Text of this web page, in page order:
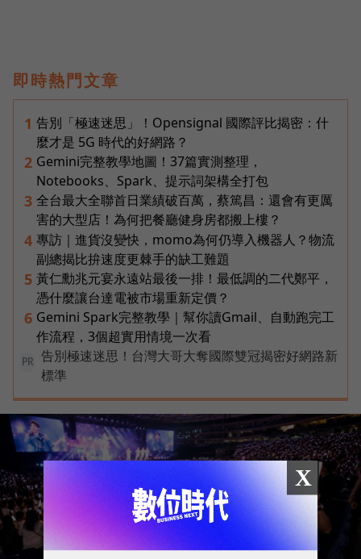
即時熱門文章
1 告別「極速迷思」！Opensignal 國際評比揭密：什
麼才是 5G 時代的好網路？
2 Gemini完整教學地圖！37篇實測整理，
Notebooks、Spark、提示詞架構全打包
3 全台最大全聯首日業績破百萬，蔡篤昌：還會有更厲
害的大型店！為何把餐廳健身房都搬上樓？
4 專訪｜進貨沒變快，momo為何仍導入機器人？物流
副總揭比拚速度更棘手的缺工難題
5 黃仁勳兆元宴永遠站最後一排！最低調的二代鄭平，
憑什麼讓台達電被市場重新定價？
6 Gemini Spark完整教學｜幫你讀Gmail、自動跑完工
作流程，3個超實用情境一次看
PR
告別極速迷思！台灣大哥大奪國際雙冠揭密好網路新
標準
X